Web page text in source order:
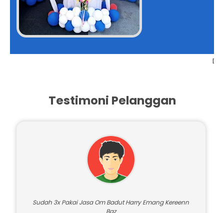
Testimoni Pelanggan
Sudah 3x Pakai Jasa Om Badut Harry Emang Kereenn